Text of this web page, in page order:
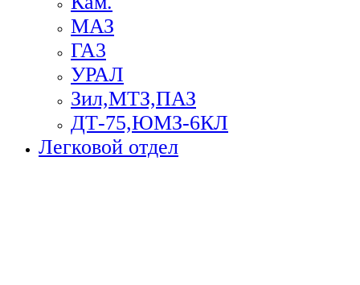
МАЗ
ГА3
УРАЛ
Зил,МТЗ,ПАЗ
ДТ-75,ЮМЗ-6КЛ
Легковой отдел